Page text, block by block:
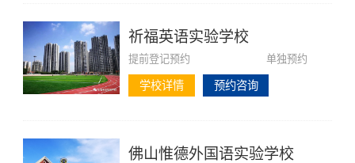
祈福英语实验学校
提前登记预约 单独预约
学校详情 预约咨询
佛山惟德外国语实验学校